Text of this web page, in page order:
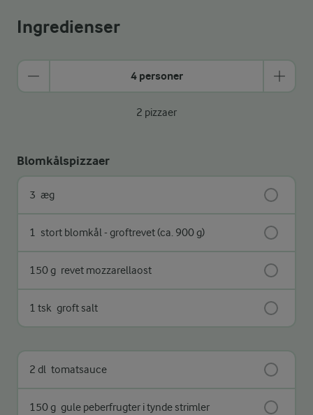
Ingredienser
4 personer
2 pizzaer
Blomkålspizzaer
3 æg
1 stort blomkål - groftrevet (ca. 900 g)
150 g revet mozzarellaost
1 tsk groft salt
2 dl tomatsauce
150 g gule peberfrugter i tynde strimler